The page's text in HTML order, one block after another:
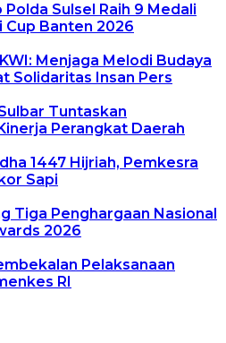
Sulsel Raih 9 Medali
Cup Banten 2026
Menjaga Melodi Budaya
Solidaritas Insan Pers
Tuntaskan
Perangkat Daerah
1447 Hijriah, Pemkesra
Sapi
Tiga Penghargaan Nasional
2026
Pelaksanaan
RI